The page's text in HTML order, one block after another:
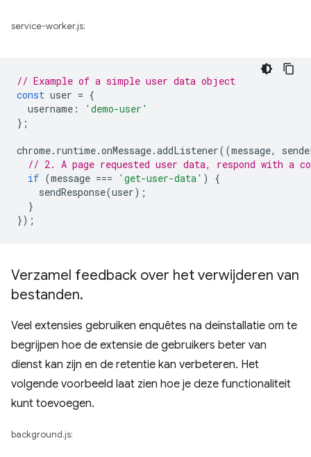
service-worker.js:
// Example of a simple user data object
const user = {
username :
'demo-user'
};
chrome. runtime.onMessage.addListener((message,
// 2. A page requested user data, respond with a
if (message === 'get-user-data' )
{
sendResponse(user);
}
});
Verzamel feedback over het verwijderen van
bestanden.
Veel extensies gebruiken enquêtes na deïnstallatie om te
begrijpen hoe de extensie de gebruikers beter van
dienst kan zijn en de retentie kan verbeteren. Het
volgende voorbeeld laat zien hoe je deze functionaliteit
kunt toevoegen.
background.js: